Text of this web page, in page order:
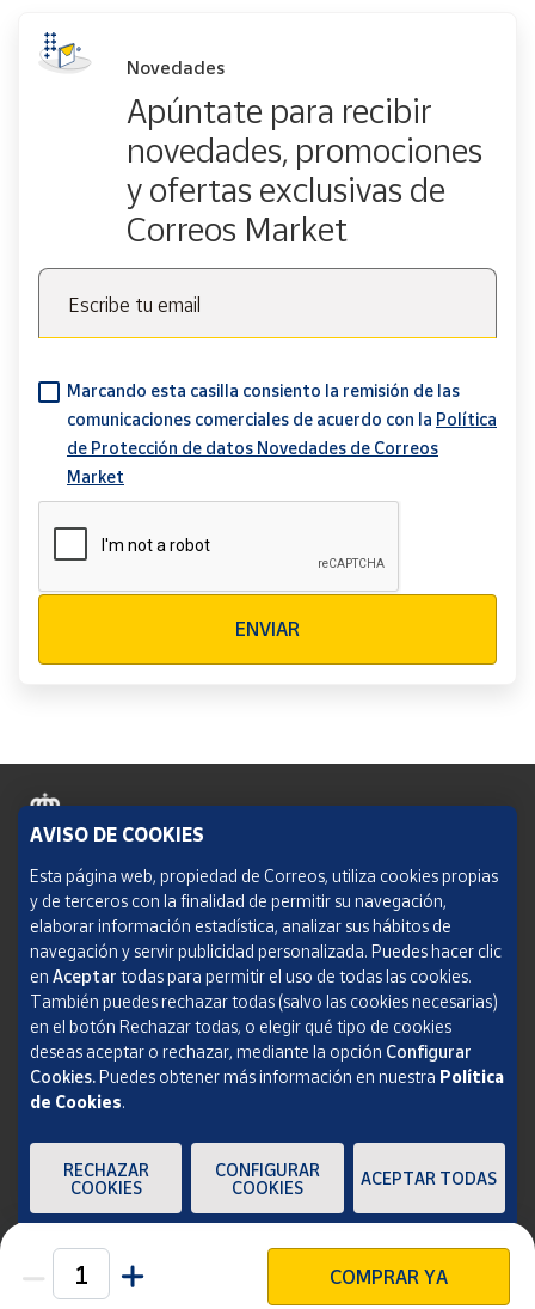
Unidades COMPRAR YA
Novedades
Apúntate para recibir
novedades, promociones
y ofertas exclusivas de
Correos Market
Escribe tu email
Marcando esta casilla consiento la remisión de las
comunicaciones comerciales de acuerdo con la Política
de Protección de datos Novedades de Correos
Market
ENVIAR
Política de cookies
Aviso legal
Condiciones del servicio
Política de Privacidad Web
Informe de transparencia
SOCIEDAD ESTATAL CORREOS Y TELÉGRAFOS, S.A., S.M.E. Todos los derechos
AVISO DE COOKIES
Esta página web, propiedad de Correos, utiliza cookies propias
y de terceros con la finalidad de permitir su navegación,
elaborar información estadística, analizar sus hábitos de
navegación y servir publicidad personalizada. Puedes hacer clic
en Aceptar todas para permitir el uso de todas las cookies.
También puedes rechazar todas (salvo las cookies necesarias)
en el botón Rechazar todas, o elegir qué tipo de cookies
deseas aceptar o rechazar, mediante la opción Configurar
Cookies.Puedes obtener más información en nuestra Política
de Cookies.
RECHAZAR
COOKIES
CONFIGURAR
COOKIES
ACEPTAR TODAS